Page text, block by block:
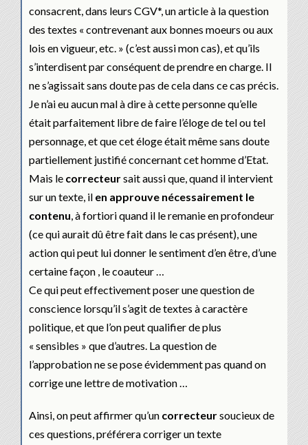
consacrent, dans leurs CGV*, un article à la question
des textes « contrevenant aux bonnes moeurs ou aux
lois en vigueur, etc. » (c’est aussi mon cas), et qu’ils
s’interdisent par conséquent de prendre en charge. Il
ne s’agissait sans doute pas de cela dans ce cas précis.
Je n’ai eu aucun mal à dire à cette personne qu’elle
était parfaitement libre de faire l’éloge de tel ou tel
personnage, et que cet éloge était même sans doute
partiellement justifié concernant cet homme d’Etat.
Mais le correcteursait aussi que, quand il intervient
sur un texte, il en approuve nécessairement le
contenu , à fortiori quand il le remanie en profondeur
(ce qui aurait dû être fait dans le cas présent), une
action qui peut lui donner le sentiment d’en être, d’une
certaine façon , le coauteur …
Ce qui peut effectivement poser une question de
conscience lorsqu’il s’agit de textes à caractère
politique, et que l’on peut qualifier de plus
« sensibles » que d’autres. La question de
l’approbation ne se pose évidemment pas quand on
corrige une lettre de motivation …
Ainsi, on peut affirmer qu’un correcteursoucieux de
ces questions, préférera corriger un texte